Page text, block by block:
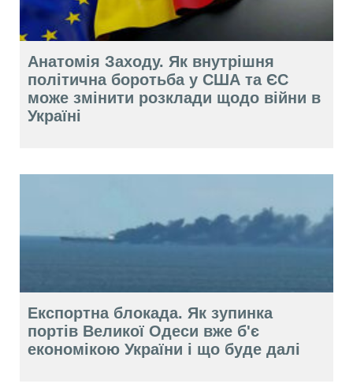
Анатомія Заходу. Як внутрішня
політична боротьба у США та ЄС
може змінити розклади щодо війни в
Україні
Експортна блокада. Як зупинка
портів Великої Одеси вже б'є
економікою України і що буде далі